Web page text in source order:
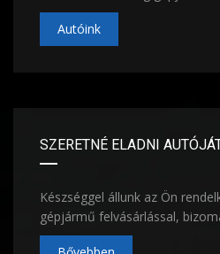
Autóink
SZERETNÉ ELADNI
Készséggel állunk az Ön
gépjármű felvásárlással,